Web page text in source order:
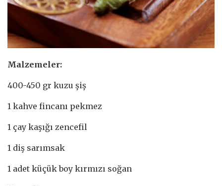
Malzemeler:
400-450 gr kuzu şiş
1 kahve fincanı pekmez
1 çay kaşığı zencefil
1 diş sarımsak
1 adet küçük boy kırmızı soğan